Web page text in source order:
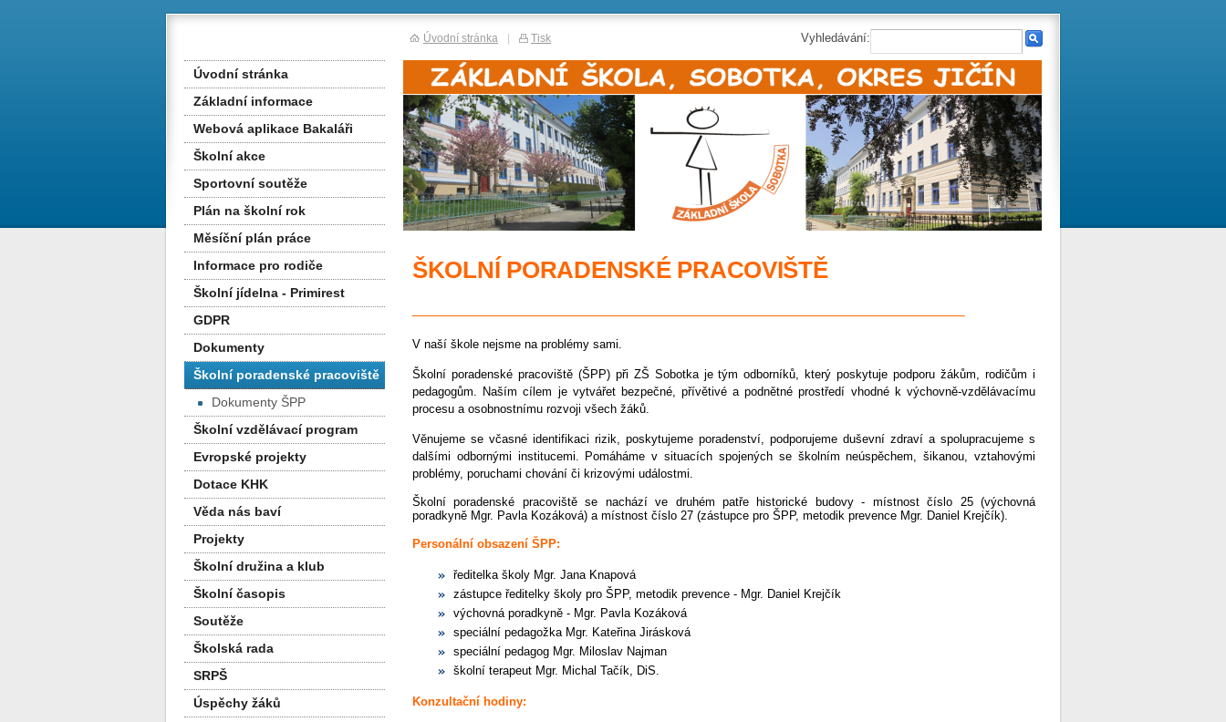
ŠKOLNÍ PORADENSKÉ PRACOVIŠTĚ
V naší škole nejsme na problémy sami.
Školní poradenské pracoviště (ŠPP) při ZŠ Sobotka je tým odborníků, který poskytuje podporu žákům, rodičům i
pedagogům. Naším cílem je vytvářet bezpečné, přívětivé a podnětné prostředí vhodné k výchovně-vzdělávacímu
procesu a osobnostnímu rozvoji všech žáků.
Věnujeme se včasné identifikaci rizik, poskytujeme poradenství, podporujeme duševní zdraví a spolupracujeme s
dalšími odbornými institucemi. Pomáháme v situacích spojených se školním neúspěchem, šikanou, vztahovými
problémy, poruchami chování či krizovými událostmi.
Školní poradenské pracoviště se nachází ve druhém patře historické budovy - místnost číslo 25 (výchovná
poradkyně Mgr. Pavla Kozáková) a místnost číslo 27 (zástupce pro ŠPP, metodik prevence Mgr. Daniel Krejčík).
Personální obsazení ŠPP:
ředitelka školy Mgr. Jana Knapová
zástupce ředitelky školy pro ŠPP, metodik prevence - Mgr. Daniel Krejčík
výchovná poradkyně - Mgr. Pavla Kozáková
speciální pedagožka Mgr. Kateřina Jirásková
speciální pedagog Mgr. Miloslav Najman
školní terapeut Mgr. Michal Tačík, DiS.
Konzultační hodiny:
Úvodní stránka
Základní informace
Webová aplikace Bakaláři
Školní akce
Sportovní soutěže
Plán na školní rok
Měsíční plán práce
Informace pro rodiče
Školní jídelna - Primirest
GDPR
Dokumenty
Školní poradenské pracoviště
Dokumenty ŠPP
Školní vzdělávací program
Evropské projekty
Dotace KHK
Věda nás baví
Projekty
Školní družina a klub
Školní časopis
Soutěže
Školská rada
SRPŠ
Úspěchy žáků
Vyhledávání:
Úvodní stránka | Tisk